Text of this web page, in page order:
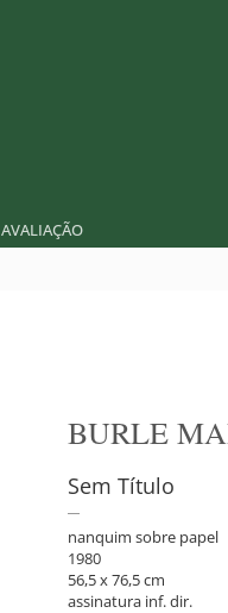
AVALIAÇÃO
BURLE
Sem Título
nanquim sobre papel
1980
56,5 x 76,5 cm
assinatura inf. dir.